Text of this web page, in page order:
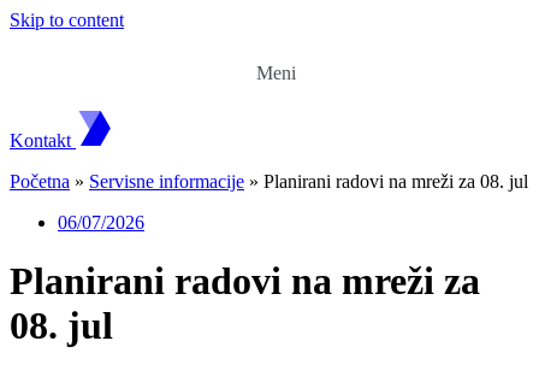
Skip to content
Meni
Kontakt
Početna » Servisne informacije » Planirani radovi na mreži za 08. jul
06/07/2026
Planirani radovi na mreži za
08. jul